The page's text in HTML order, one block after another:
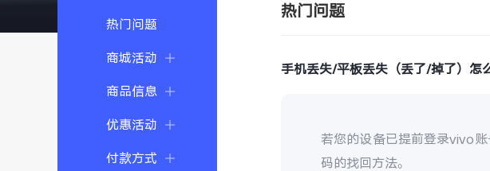
热门问题
商城活动
商品信息
优惠活动
付款方式
热门问题
手机丢失/平板丢失（丢了/掉了）怎
若您的设备已提前登录vivo
码的找回方法。